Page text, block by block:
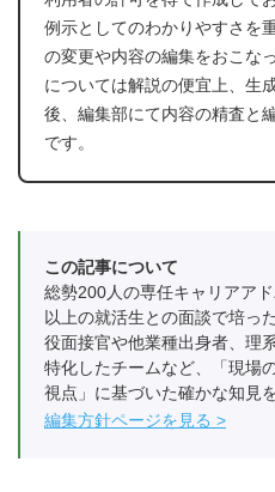
例示としてのわかりやすさを
の変更や内容の編集をおこな
については解説の便宜上、生
後、編集部にて内容の精査と
です。
この記事について
総勢200人の専任キャリアア
以上の就活生との面談で培っ
役面接官や他業種出身者、理
特化したチームなど、「現場
視点」に基づいた確かな知見
編集方針ページを見る